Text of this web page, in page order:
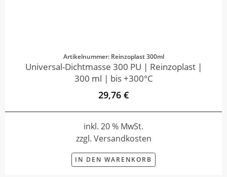
Artikelnummer: Reinzoplast 300ml
Universal-Dichtmasse 300 PU | Reinzoplast |
300 ml | bis +300°C
29,76 €
inkl. 20 % MwSt.
zzgl. Versandkosten
IN DEN WARENKORB